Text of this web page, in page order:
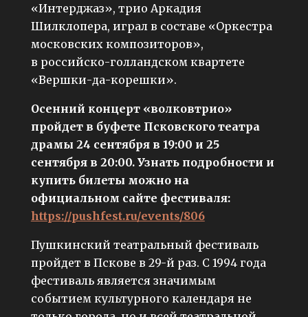
«Интерджаз», трио Аркадия
Шилклопера, играл в составе «Оркестра
московских композиторов»,
в российско-голландском квартете
«Вершки-да-корешки».
Осенний концерт «волковтрио»
пройдет в буфете Псковского театра
драмы 24 сентября в 19:00 и 25
сентября в 20:00. Узнать подробности и
купить билеты можно на
официальном сайте фестиваля:
https://pushfest.ru/events/806
Пушкинский театральный фестиваль
пройдет в Пскове в 29-й раз. C 1994 года
фестиваль является значимым
событием культурного календаря не